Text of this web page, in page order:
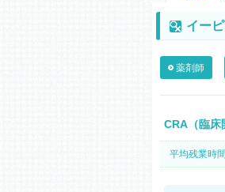
イー
薬剤師
CRA（臨床
平均残業時間